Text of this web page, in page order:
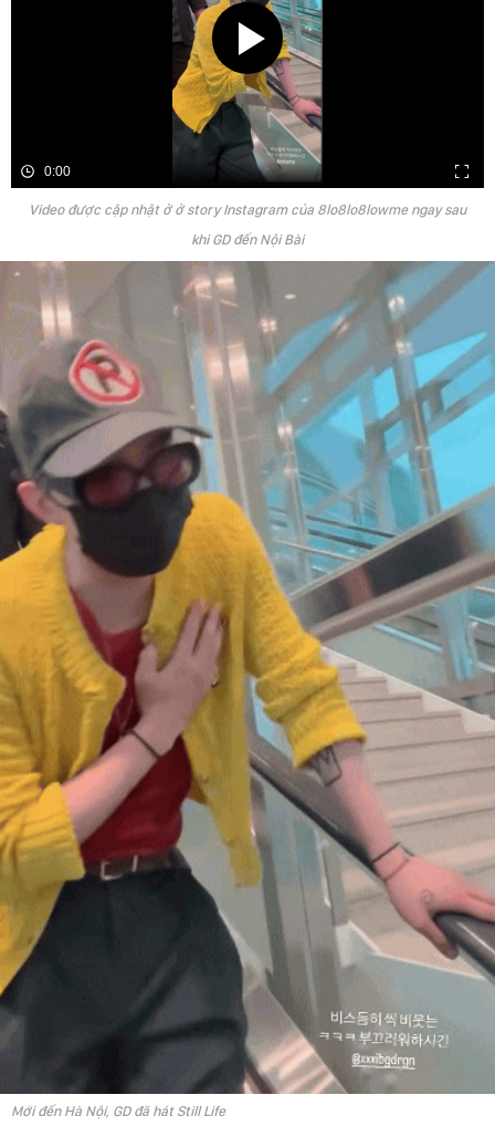
0:00
Video được cập nhật ở ở story Instagram của 8lo8lo8lowme ngay sau
khi GD đến Nội Bài
Mới đến Hà Nội, GD đã hát Still Life